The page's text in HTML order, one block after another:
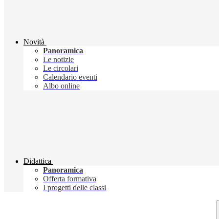
Novità
Panoramica
Le notizie
Le circolari
Calendario eventi
Albo online
Didattica
Panoramica
Offerta formativa
I progetti delle classi